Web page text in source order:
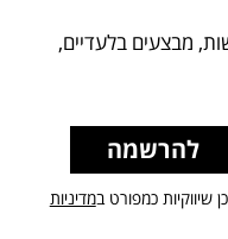
מבצעים בלעדיים,
להרשמה
כמפורט במדיניות